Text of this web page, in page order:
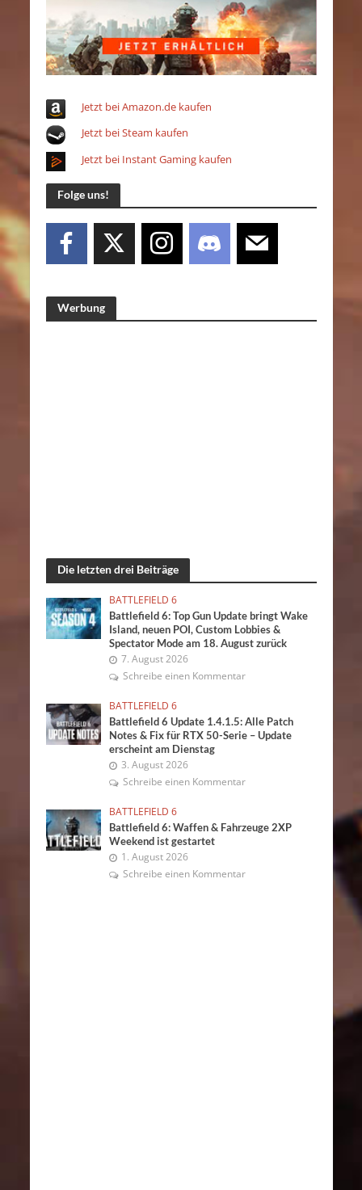
Jetzt bei Amazon.de kaufen
Jetzt bei Steam kaufen
Jetzt bei Instant Gaming kaufen
Folge uns!
Werbung
Die letzten drei Beiträge
BATTLEFIELD 6
Battlefield 6: Top Gun Update bringt Wake
Island, neuen POI, Custom Lobbies &
Spectator Mode am 18. August zurück
7. August 2026
Schreibe einen Kommentar
BATTLEFIELD 6
Battlefield 6 Update 1.4.1.5: Alle Patch
Notes & Fix für RTX 50-Serie – Update
erscheint am Dienstag
3. August 2026
Schreibe einen Kommentar
BATTLEFIELD 6
Battlefield 6: Waffen & Fahrzeuge 2XP
Weekend ist gestartet
1. August 2026
Schreibe einen Kommentar